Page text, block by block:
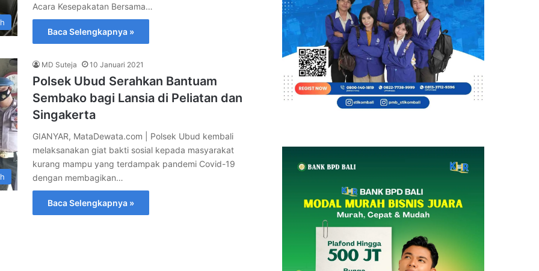
Acara Kesepakatan Bersama…
Baca Selengkapnya »
MD Suteja 10 Januari 2021
Polsek Ubud Serahkan Bantuam
Sembako bagi Lansia di Peliatan dan
Singakerta
GIANYAR, MataDewata.com | Polsek Ubud kembali
melaksanakan giat bakti sosial kepada masyarakat
kurang mampu yang terdampak pandemi Covid-19
dengan membagikan…
Baca Selengkapnya »